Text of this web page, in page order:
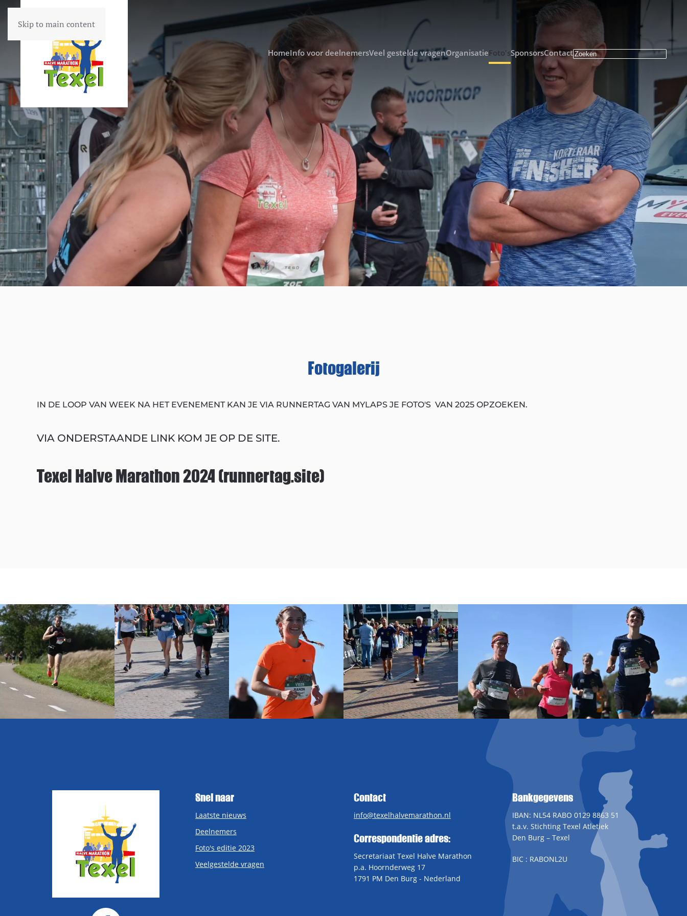
Skip to main content
HomeInfo voor deelnemersVeel gestelde vragenOrganisatieFoto'sSponsorsContact
Fotogalerij
IN DE LOOP VAN WEEK NA HET EVENEMENT KAN JE VIA RUNNERTAG VAN MYLAPS JE FOTO'S VAN 2025 OPZOEKEN.
VIA ONDERSTAANDE LINK KOM JE OP DE SITE.
Texel Halve Marathon 2024 (runnertag.site)
Snel naar
Laatste nieuws
Deelnemers
Foto's editie 2023
Veelgestelde vragen
Contact
info@texelhalvemarathon.nl
Correspondentie adres:
Secretariaat Texel Halve Marathon
p.a. Hoornderweg 17
1791 PM Den Burg - Nederland
Bankgegevens
IBAN: NL54 RABO 0129 8863 51
t.a.v. Stichting Texel Atletiek
Den Burg – Texel
BIC : RABONL2U